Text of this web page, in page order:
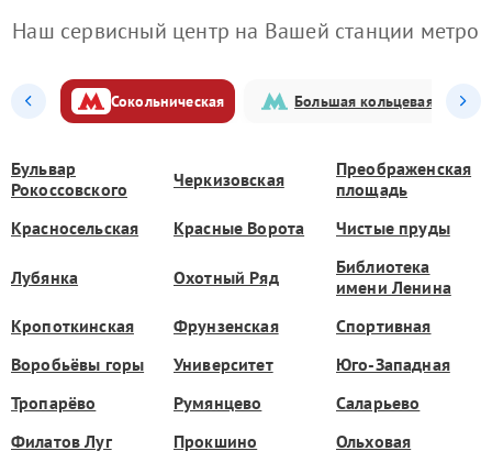
Наш сервисный центр на Вашей станции метро
Сокольническая Большая кольцевая
Бульвар
Рокоссовского
Черкизовская
Преображенская
площадь
Красносельская
Красные Ворота Чистые пруды
Лубянка Охотный Ряд
Библиотека
имени Ленина
Кропоткинская
Фрунзенская
Спортивная
Воробьёвы горы
Университет
Юго-Западная
Тропарёво
Румянцево
Саларьево
Филатов Луг
Прокшино Ольховая